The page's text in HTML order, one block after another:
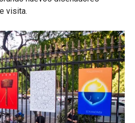
visita.